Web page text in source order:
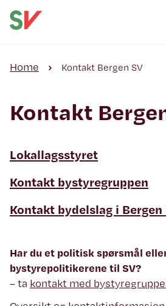
Home Kontakt Bergen SV
Kontakt
Lokallagsstyret
Kontakt bystyregruppen
Kontakt bydelslag i Bergen
Har du et politisk spørsmål
bystyrepolitikerene til SV?
– ta kontakt med